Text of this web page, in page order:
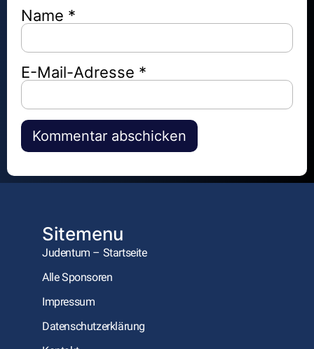
Name *
E-Mail-Adresse *
Alternative:
Sitemenu
Judentum – Startseite
Alle Sponsoren
Impressum
Datenschutzerklärung